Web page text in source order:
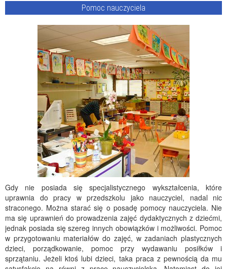
Pomoc nauczyciela
Gdy nie posiada się specjalistycznego wykształcenia, które
uprawnia do pracy w przedszkolu jako nauczyciel, nadal nic
straconego. Można starać się o posadę pomocy nauczyciela. Nie
ma się uprawnień do prowadzenia zajęć dydaktycznych z dziećmi,
jednak posiada się szereg innych obowiązków i możliwości. Pomoc
w przygotowaniu materiałów do zajęć, w zadaniach plastycznych
dzieci, porządkowanie, pomoc przy wydawaniu posiłków i
sprzątaniu. Jeżeli ktoś lubi dzieci, taka praca z pewnością da mu